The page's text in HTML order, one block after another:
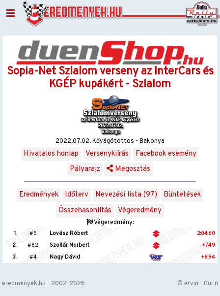
Sopia-Net Szlalom verseny az InterCars és
KGÉP kupákért - Szlalom
2022.07.02. Kővágótöttös - Bakonya
Hivatalos honlap Versenykiírás
Facebook esemény
Pályarajz
Megosztás
Eredmények Időterv Nevezési lista (97)
Büntetések
Összehasonlítás
Végeredmény
Végeredmény:
1. #5 Lovász Róbert
2:04.60
2.
#62 Szollár Norbert
+7.49
3.
#4 Nagy Dávid +8.94
eredmenyek.hu - 2002-2026 © ervin - DuEn